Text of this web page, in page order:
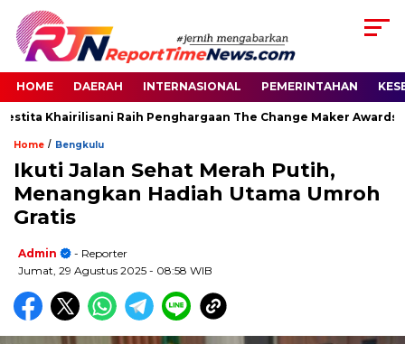
HOME DAERAH INTERNASIONAL PEMERINTAHAN
Khairilisani Raih Penghargaan The Change Maker Awards
Home / Bengkulu
Ikuti Jalan Sehat Merah Putih,
Menangkan Hadiah Utama Umroh
Gratis
Admin
- Reporter
Jumat, 29 Agustus 2025 - 08:58 WIB